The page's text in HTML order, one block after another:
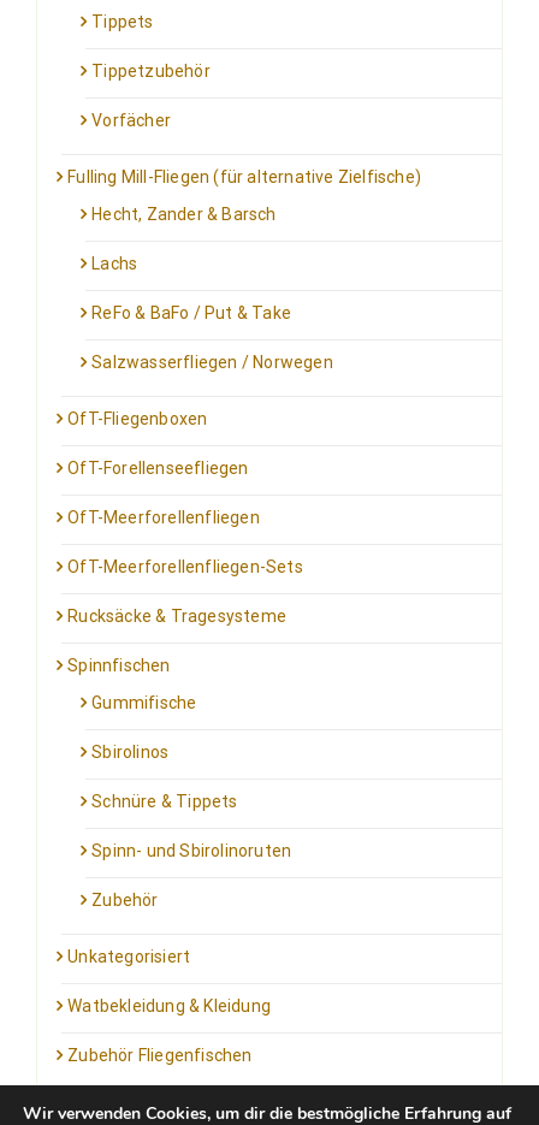
Tippets
Tippetzubehör
Vorfächer
Fulling Mill-Fliegen (für alternative Zielfische)
Hecht, Zander & Barsch
Lachs
ReFo & BaFo / Put & Take
Salzwasserfliegen / Norwegen
OfT-Fliegenboxen
OfT-Forellenseefliegen
OfT-Meerforellenfliegen
OfT-Meerforellenfliegen-Sets
Rucksäcke & Tragesysteme
Spinnfischen
Gummifische
Sbirolinos
Schnüre & Tippets
Spinn- und Sbirolinoruten
Zubehör
Unkategorisiert
Watbekleidung & Kleidung
Zubehör Fliegenfischen
Wir verwenden Cookies, um dir die bestmögliche Erfahrung auf